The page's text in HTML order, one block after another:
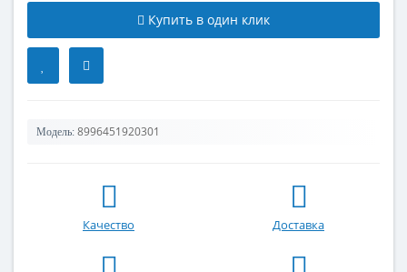
Купить в один клик
Модель: 8996451920301
Качество Доставка